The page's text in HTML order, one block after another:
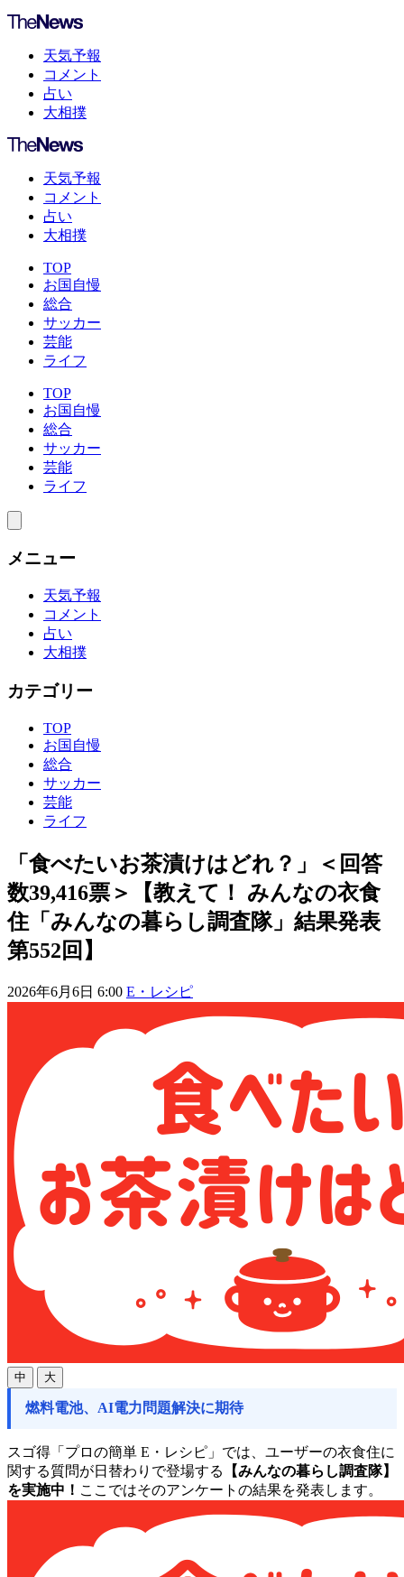
天気予報
コメント
占い
大相撲
天気予報
コメント
占い
大相撲
TOP
お国自慢
総合
サッカー
芸能
ライフ
TOP
お国自慢
総合
サッカー
芸能
ライフ
メニュー
天気予報
コメント
占い
大相撲
カテゴリー
TOP
お国自慢
総合
サッカー
芸能
ライフ
「食べたいお茶漬けはどれ？」＜回答
数39,416票＞【教えて！ みんなの衣食
住「みんなの暮らし調査隊」結果発表
第552回】
2026年6月6日 6:00 E・レシピ
中 大
燃料電池、AI電力問題解決に期待
スゴ得「プロの簡単 E・レシピ」では、ユーザーの衣食住に
関する質問が日替わりで登場する
【みんなの暮らし調査隊】
を実施中！ ここではそのアンケートの結果を発表します。